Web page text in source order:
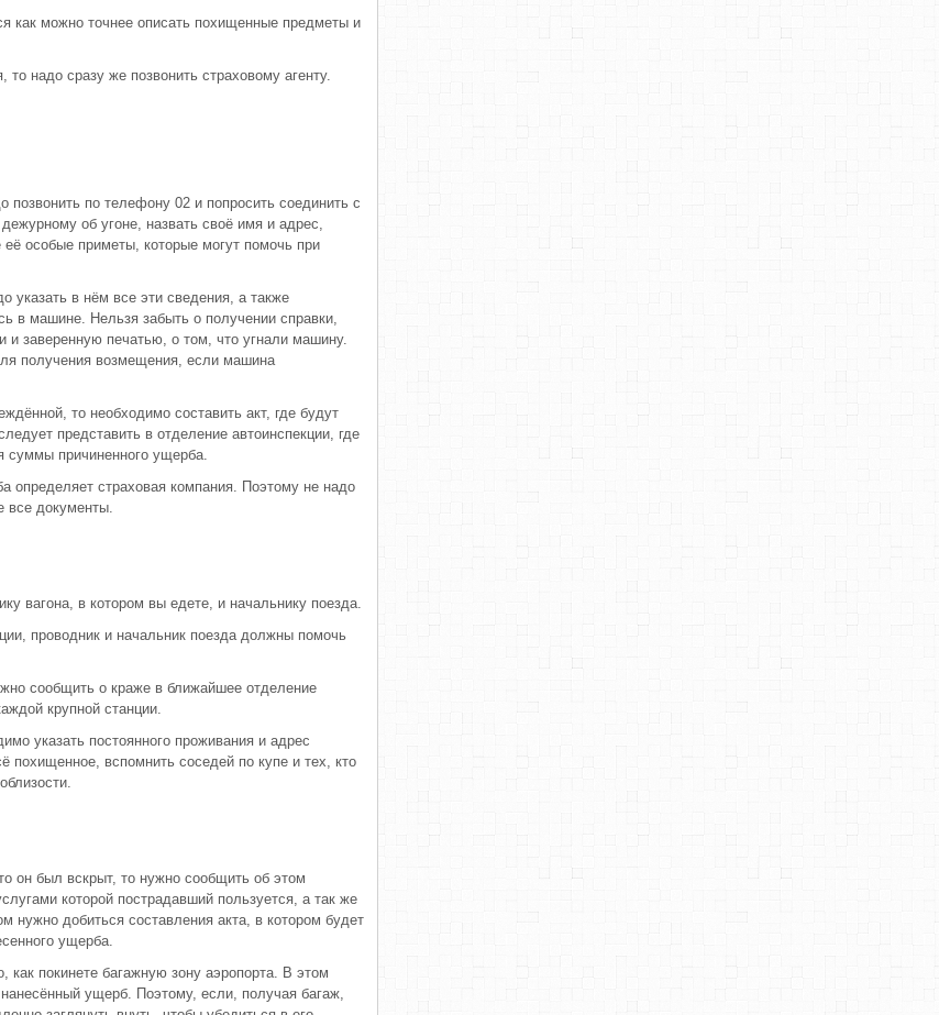
как можно точнее описать похищенные предметы и
надо сразу же позвонить страховому агенту.
по телефону 02 и попросить соединить с
об угоне, назвать своё имя и адрес,
особые приметы, которые могут помочь при
указать в нём все эти сведения, а также
в машине. Нельзя забыть о получении справки,
заверенную печатью, о том, что угнали машину.
получения возмещения, если машина
то необходимо составить акт, где будут
представить в отделение автоинспекции, где
суммы причиненного ущерба.
страховая компания. Поэтому не надо
все документы.
вагона, в котором вы едете, и начальнику поезда.
проводник и начальник поезда должны помочь
сообщить о краже в ближайшее отделение
крупной станции.
указать постоянного проживания и адрес
похищенное, вспомнить соседей по купе и тех, кто
он был вскрыт, то нужно сообщить об этом
которой пострадавший пользуется, а так же
добиться составления акта, в котором будет
ущерба.
покинете багажную зону аэропорта. В этом
ущерб. Поэтому, если, получая багаж,